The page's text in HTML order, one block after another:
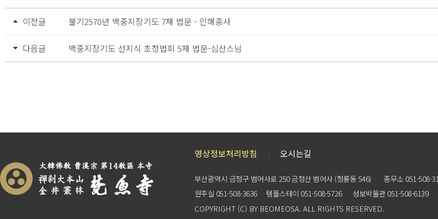
이전글 불기2570년 백중지장기도 7재 법문 - 인해종사
다음글 백중지장기도 선지식 초청법회 5재 법문-심산스님
영상정보처리방침 | 오시는길
부산광역시 금정구 범어사로 250 금정산 범어사 (청룡동 546)
종무소 051-508-
원주실 051-508-3636
템플스테이 051-508-5726 성보박물관 051-508-6139
COPYRIGHT (C) BY BEOMEOSA. ALL RIGHTS RESERVED.